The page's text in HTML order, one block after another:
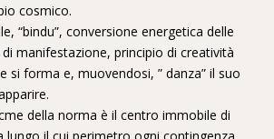
cosmico.
“bindu”, conversione energetica delle
manifestazione, principio di creatività
si forma e, muovendosi, ” danza” il suo
della norma è il centro immobile di